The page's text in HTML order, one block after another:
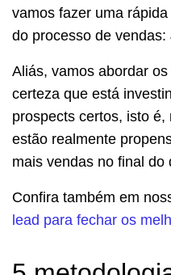
vamos fazer uma
do processo de vendas:
Aliás, vamos abordar
certeza que está
prospects certos, isto
estão realmente
mais vendas no final do
Confira também em
lead para fechar os